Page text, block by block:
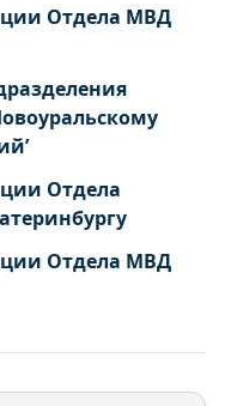
Отдела МВД
Отдела
Отдела МВД